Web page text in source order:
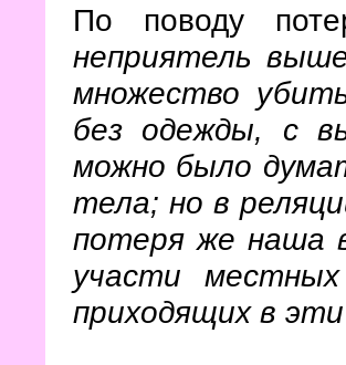
По поводу
неприятель
множество
без одежды, с
можно было
тела; но в
потеря же наша
участи
приходящих в